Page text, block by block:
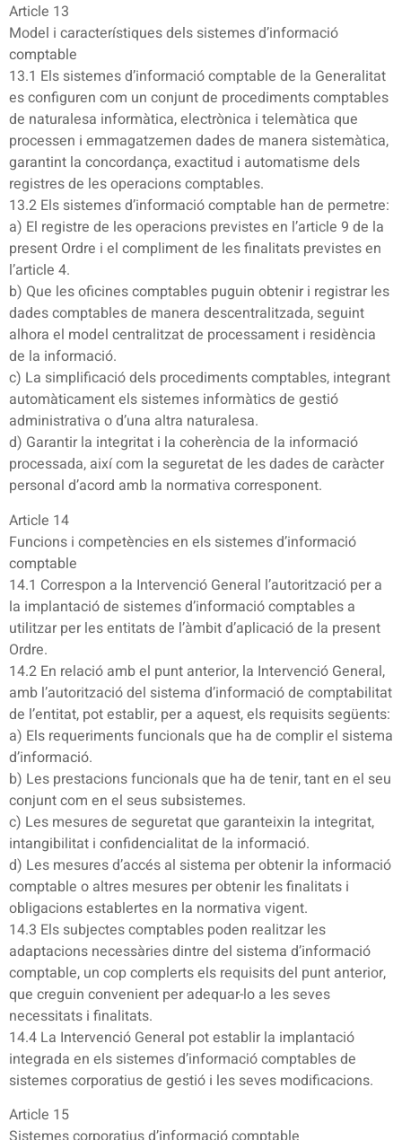
Article 13
Model i característiques dels sistemes d’informació
comptable
13.1 Els sistemes d’informació comptable de la Generalitat
es configuren com un conjunt de procediments comptables
de naturalesa informàtica, electrònica i telemàtica que
processen i emmagatzemen dades de manera sistemàtica,
garantint la concordança, exactitud i automatisme dels
registres de les operacions comptables.
13.2 Els sistemes d’informació comptable han de permetre:
a) El registre de les operacions previstes en l’article 9 de la
present Ordre i el compliment de les finalitats previstes en
l’article 4.
b) Que les oficines comptables puguin obtenir i registrar les
dades comptables de manera descentralitzada, seguint
alhora el model centralitzat de processament i residència
de la informació.
c) La simplificació dels procediments comptables, integrant
automàticament els sistemes informàtics de gestió
administrativa o d’una altra naturalesa.
d) Garantir la integritat i la coherència de la informació
processada, així com la seguretat de les dades de caràcter
personal d’acord amb la normativa corresponent.
Article 14
Funcions i competències en els sistemes d’informació
comptable
14.1 Correspon a la Intervenció General l’autorització per a
la implantació de sistemes d’informació comptables a
utilitzar per les entitats de l’àmbit d’aplicació de la present
Ordre.
14.2 En relació amb el punt anterior, la Intervenció General,
amb l’autorització del sistema d’informació de comptabilitat
de l’entitat, pot establir, per a aquest, els requisits següents:
a) Els requeriments funcionals que ha de complir el sistema
d’informació.
b) Les prestacions funcionals que ha de tenir, tant en el seu
conjunt com en el seus subsistemes.
c) Les mesures de seguretat que garanteixin la integritat,
intangibilitat i confidencialitat de la informació.
d) Les mesures d’accés al sistema per obtenir la informació
comptable o altres mesures per obtenir les finalitats i
obligacions establertes en la normativa vigent.
14.3 Els subjectes comptables poden realitzar les
adaptacions necessàries dintre del sistema d’informació
comptable, un cop complerts els requisits del punt anterior,
que creguin convenient per adequar-lo a les seves
necessitats i finalitats.
14.4 La Intervenció General pot establir la implantació
integrada en els sistemes d’informació comptables de
sistemes corporatius de gestió i les seves modificacions.
Article 15